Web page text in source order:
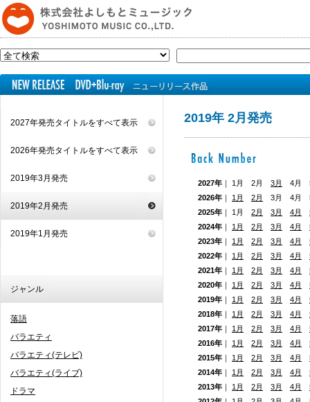
2027年発売タイトルをすべて表示
2026年発売タイトルをすべて表示
2019年3月発売
2019年2月発売
2019年1月発売
ジャンル
落語
バラエティ
バラエティ(テレビ)
バラエティ(ライブ)
ドラマ
2019年 2月発売
2027年 ｜ 1月 2月 3月
4月
2026年 ｜ 1月 2月
3月 4月
2025年 ｜ 1月 2月 3月 4月
2024年 ｜ 1月 2月 3月 4月
2023年 ｜ 1月 2月 3月 4月
2022年 ｜ 1月 2月 3月 4月
2021年 ｜ 1月 2月 3月 4月
2020年 ｜ 1月 2月 3月 4月
2019年 ｜ 1月 2月 3月 4月
2018年 ｜ 1月 2月 3月 4月
2017年 ｜ 1月 2月 3月 4月
2016年 ｜ 1月 2月 3月 4月
2015年 ｜ 1月 2月 3月 4月
2014年 ｜ 1月 2月 3月 4月
2013年 ｜ 1月 2月 3月 4月